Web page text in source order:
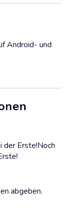
Android- und
der Erste!Noch
abgeben.